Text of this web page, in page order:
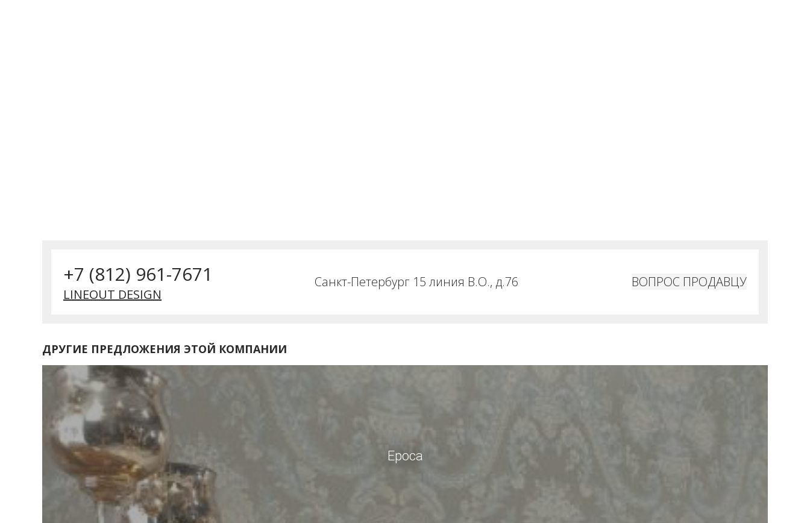
+7 (812) 961-7671
LINEOUT DESIGN
Санкт-Петербург 15 линия В.О., д.76 ВОПРОС ПРОДАВЦУ
ДРУГИЕ ПРЕДЛОЖЕНИЯ ЭТОЙ КОМПАНИИ
Epoca